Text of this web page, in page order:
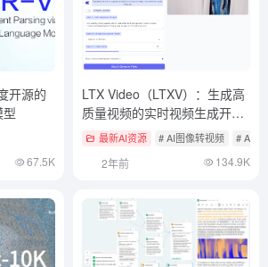
开源的
67.5K
LTX Video（LTXV）：生成高
质量视频的实时视频生成开源
模型最新AI资源 # AI图像转视频 # AI开
2年前 134.9K